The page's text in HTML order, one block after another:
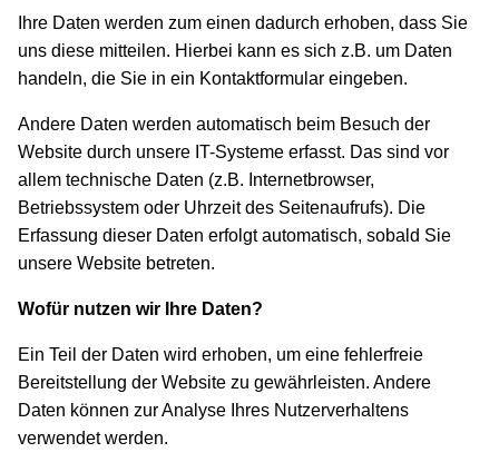
Ihre Daten werden zum einen dadurch erhoben, dass Sie
uns diese mitteilen. Hierbei kann es sich z.B. um Daten
handeln, die Sie in ein Kontaktformular eingeben.
Andere Daten werden automatisch beim Besuch der
Website durch unsere IT-Systeme erfasst. Das sind vor
allem technische Daten (z.B. Internetbrowser,
Betriebssystem oder Uhrzeit des Seitenaufrufs). Die
Erfassung dieser Daten erfolgt automatisch, sobald Sie
unsere Website betreten.
Wofür nutzen wir Ihre Daten?
Ein Teil der Daten wird erhoben, um eine fehlerfreie
Bereitstellung der Website zu gewährleisten. Andere
Daten können zur Analyse Ihres Nutzerverhaltens
verwendet werden.